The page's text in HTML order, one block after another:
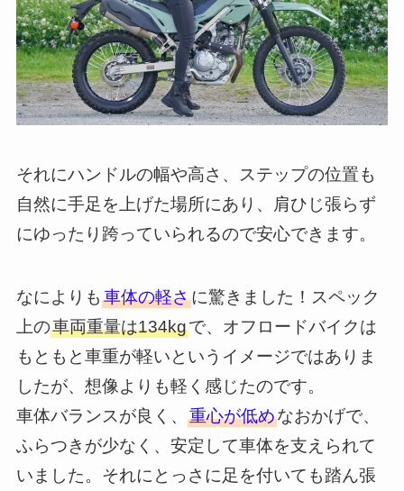
それにハンドルの幅や高さ、ステップの位置も
自然に手足を上げた場所にあり、肩ひじ張らず
にゆったり跨っていられるので安心できます。
なによりも 車体の軽さに驚きました！スペック
上の車両重量は134kgで、オフロードバイクは
もともと車重が軽いというイメージではありま
したが、想像よりも軽く感じたのです。
車体バランスが良く、 重心が低めなおかげで、
ふらつきが少なく、安定して車体を支えられて
いました。それにとっさに足を付いても踏ん張